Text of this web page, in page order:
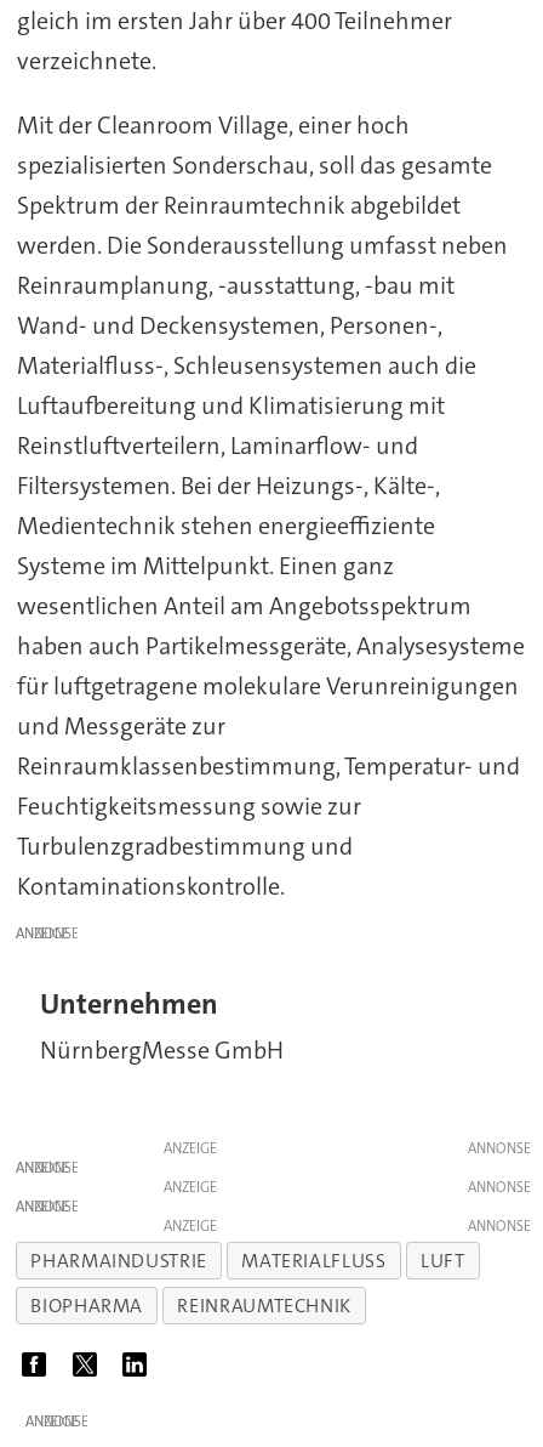
gleich im ersten Jahr über 400 Teilnehmer
verzeichnete.
Mit der Cleanroom Village, einer hoch
spezialisierten Sonderschau, soll das gesamte
Spektrum der Reinraumtechnik abgebildet
werden. Die Sonderausstellung umfasst neben
Reinraumplanung, -ausstattung, -bau mit
Wand- und Deckensystemen, Personen-,
Materialfluss-, Schleusensystemen auch die
Luftaufbereitung und Klimatisierung mit
Reinstluftverteilern, Laminarflow- und
Filtersystemen. Bei der Heizungs-, Kälte-,
Medientechnik stehen energieeffiziente
Systeme im Mittelpunkt. Einen ganz
wesentlichen Anteil am Angebotsspektrum
haben auch Partikelmessgeräte, Analysesysteme
für luftgetragene molekulare Verunreinigungen
und Messgeräte zur
Reinraumklassenbestimmung, Temperatur- und
Feuchtigkeitsmessung sowie zur
Turbulenzgradbestimmung und
Kontaminationskontrolle.
ANZEIGE
Unternehmen
NürnbergMesse GmbH
ANZEIGE
ANZEIGE
ANZEIGE
ANZEIGE
ANZEIGE
PHARMAINDUSTRIE MATERIALFLUSS
LUFT
BIOPHARMA
REINRAUMTECHNIK
ANZEIGE